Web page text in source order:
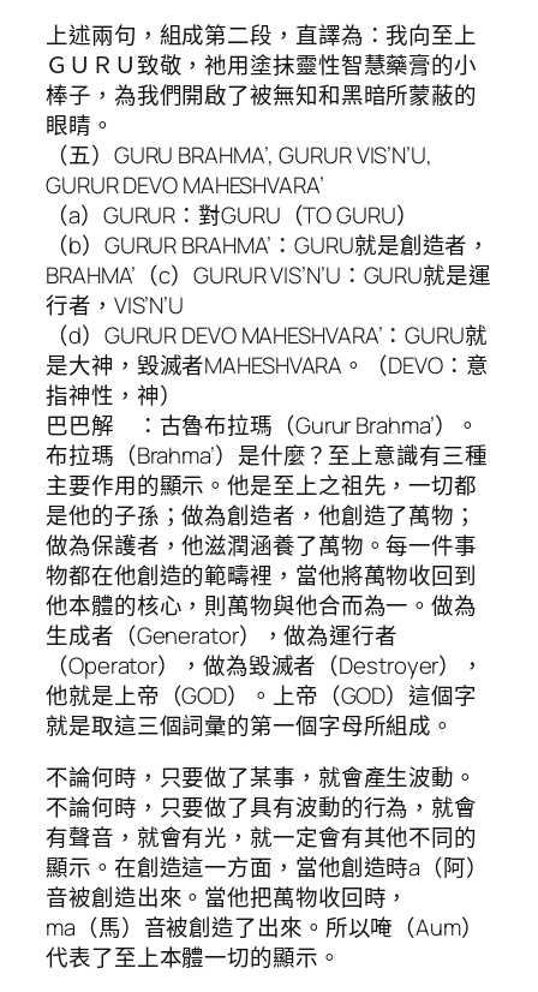
上述兩句，組成第二段，直譯為：我向至上
ＧＵＲＵ致敬，祂用塗抹靈性智慧藥膏的小
棒子，為我們開啟了被無知和黑暗所蒙蔽的
眼睛。
（五）GURU BRAHMA’, GURUR VIS’N’U,
GURUR DEVO MAHESHVARA’
（a）GURUR：對GURU（TO GURU）
（b）GURUR BRAHMA’：GURU就是創造者，
BRAHMA’（c）GURUR VIS’N’U：GURU就是運
行者，VIS’N’U
（d）GURUR DEVO MAHESHVARA’：GURU就
是大神，毀滅者MAHESHVARA。（DEVO：意
指神性，神）
巴巴解 ：古魯布拉瑪（Gurur Brahma’）。
布拉瑪（Brahma’）是什麼？至上意識有三種
主要作用的顯示。他是至上之祖先，一切都
是他的子孫；做為創造者，他創造了萬物；
做為保護者，他滋潤涵養了萬物。每一件事
物都在他創造的範疇裡，當他將萬物收回到
他本體的核心，則萬物與他合而為一。做為
生成者（Generator），做為運行者
（Operator），做為毀滅者（Destroyer），
他就是上帝（GOD）。上帝（GOD）這個字
就是取這三個詞彙的第一個字母所組成。
不論何時，只要做了某事，就會產生波動。
不論何時，只要做了具有波動的行為，就會
有聲音，就會有光，就一定會有其他不同的
顯示。在創造這一方面，當他創造時a（阿）
音被創造出來。當他把萬物收回時，
ma（馬）音被創造了出來。所以唵（Aum）
代表了至上本體一切的顯示。